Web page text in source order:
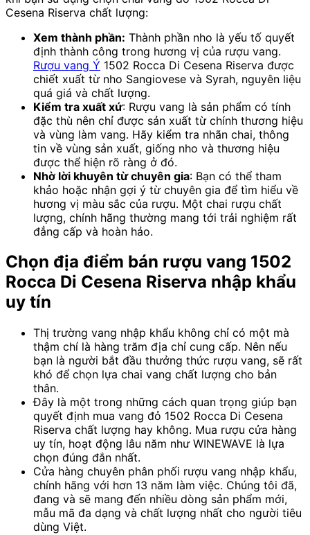
Cesena Riserva chất lượng:
Xem thành phần: Thành phần nho là yếu tố quyết
định thành công trong hương vị của rượu vang.
Rượu vang Ý 1502 Rocca Di Cesena Riserva được
chiết xuất từ nho Sangiovese và Syrah, nguyên liệu
quá giá và chất lượng.
Kiểm tra xuất xứ: Rượu vang là sản phẩm có tính
đặc thù nên chỉ được sản xuất từ chính thương hiệu
và vùng làm vang. Hãy kiểm tra nhãn chai, thông
tin về vùng sản xuất, giống nho và thương hiệu
được thể hiện rõ ràng ở đó.
Nhờ lời khuyên từ chuyên gia: Bạn có thể tham
khảo hoặc nhận gợi ý từ chuyên gia để tìm hiểu về
hương vị màu sắc của rượu. Một chai rượu chất
lượng, chính hãng thường mang tới trải nghiệm rất
đẳng cấp và hoàn hảo.
Chọn địa điểm bán rượu vang 1502
Rocca Di Cesena Riserva nhập khẩu
uy tín
Thị trường vang nhập khẩu không chỉ có một mà
thậm chí là hàng trăm địa chỉ cung cấp. Nên nếu
bạn là người bắt đầu thưởng thức rượu vang, sẽ rất
khó để chọn lựa chai vang chất lượng cho bản
thân.
Đây là một trong những cách quan trọng giúp bạn
quyết định mua vang đỏ 1502 Rocca Di Cesena
Riserva chất lượng hay không. Mua rượu cửa hàng
uy tín, hoạt động lâu năm như WINEWAVE là lựa
chọn đúng đắn nhất.
Cửa hàng chuyên phân phối rượu vang nhập khẩu,
chính hãng với hơn 13 năm làm việc. Chúng tôi đã,
đang và sẽ mang đến nhiều dòng sản phẩm mới,
mẫu mã đa dạng và chất lượng nhất cho người tiêu
dùng Việt.